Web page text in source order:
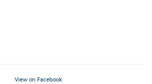
View on Facebook